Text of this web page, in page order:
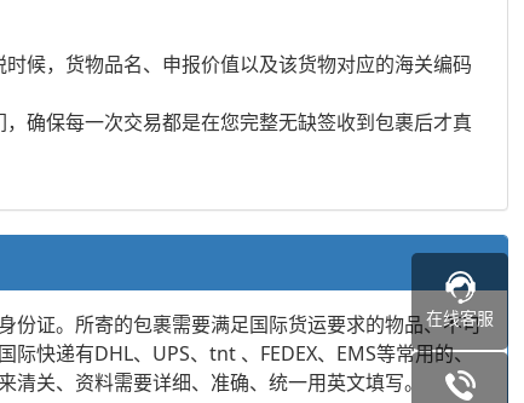
候，货物品名、申报价值以及该货物对应的海关编码
确保每一次交易都是在您完整无缺签收到包裹后才真
份证。所寄的包裹需要满足国际货运要求的物品、不可
快递有DHL、UPS、tnt 、FEDEX、EMS等常用的、
关、资料需要详细、准确、统一用英文填写。
在线客服